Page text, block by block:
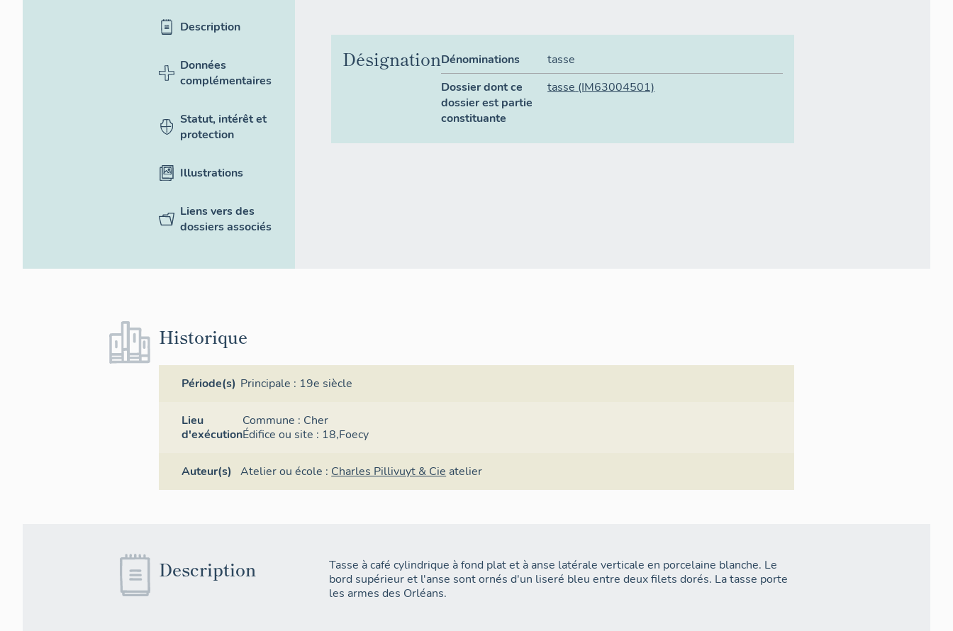
Description
Données
complémentaires
Statut, intérêt et
protection
Illustrations
Liens vers des
dossiers associés
DésignationDénominations
tasse
Dossier dont ce
dossier est partie
constituante
tasse (IM63004501)
Historique
Période(s) Principale : 19e siècle
Lieu
d'exécution
Commune : Cher
Édifice ou site : 18,Foecy
Auteur(s) Atelier ou école : Charles Pillivuyt & Cie atelier
Description
Tasse à café cylindrique à fond plat et à anse latérale verticale en porcelaine blanche. Le
bord supérieur et l'anse sont ornés d'un liseré bleu entre deux filets dorés. La tasse porte
les armes des Orléans.